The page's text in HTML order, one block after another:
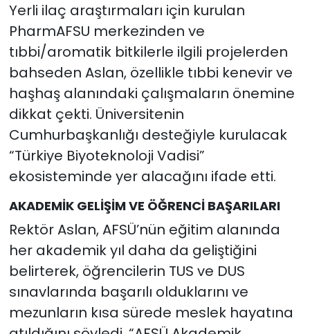
Yerli ilaç araştırmaları için kurulan
PharmAFSU merkezinden ve
tıbbi/aromatik bitkilerle ilgili projelerden
bahseden Aslan, özellikle tıbbi kenevir ve
haşhaş alanındaki çalışmaların önemine
dikkat çekti. Üniversitenin
Cumhurbaşkanlığı desteğiyle kurulacak
“Türkiye Biyoteknoloji Vadisi”
ekosisteminde yer alacağını ifade etti.
AKADEMİK GELİŞİM VE ÖĞRENCİ BAŞARILARI
Rektör Aslan, AFSÜ’nün eğitim alanında
her akademik yıl daha da geliştiğini
belirterek, öğrencilerin TUS ve DUS
sınavlarında başarılı olduklarını ve
mezunların kısa sürede meslek hayatına